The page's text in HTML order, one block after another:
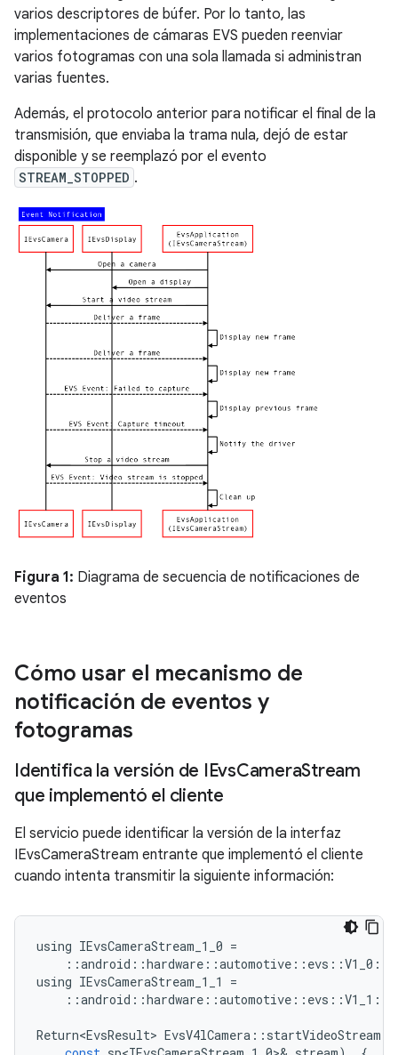
varios descriptores de búfer. Por lo tanto, las
implementaciones de cámaras EVS pueden reenviar
varios fotogramas con una sola llamada si administran
varias fuentes.
Además, el protocolo anterior para notificar el final de la
transmisión, que enviaba la trama nula, dejó de estar
disponible y se reemplazó por el evento
STREAM_STOPPED .
Figura 1: Diagrama de secuencia de notificaciones de
eventos
Cómo usar el mecanismo de
notificación de eventos y
fotogramas
Identifica la versión de IEvsCameraStream
que implementó el cliente
El servicio puede identificar la versión de la interfaz
IEvsCameraStream entrante que implementó el cliente
cuando intenta transmitir la siguiente información:
using IEvsCameraStream_1_0 =
::android ::hardware ::automotive :: evs ::V1_0 ::
using IEvsCameraStream_1_1
=
::android ::hardware ::automotive :: evs ::V1_1 ::
Return<EvsResult> EvsV4lCamera :: startVideoStream